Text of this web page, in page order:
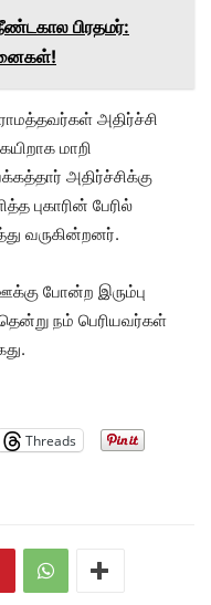
பிரதமர்:
அதிர்ச்சி
மாறி
அதிர்ச்சிக்கு
புகாரின் பேரில்
வருகின்றனர்.
போன்ற இரும்பு
நம் பெரியவர்கள்
Threads